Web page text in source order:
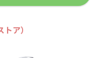
ア）